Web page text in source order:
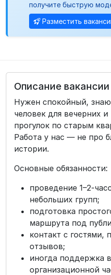
получите быструю
Разместить
Описание вакансии
Нужен спокойный,
человек для вечерних
прогулок по старым
Работа у нас — не про
истории.
Основные обязанности:
проведение 1–2-
небольших групп;
подготовка
маршрута под
контакт с гостями,
отзывов;
иногда поддержка
организационной